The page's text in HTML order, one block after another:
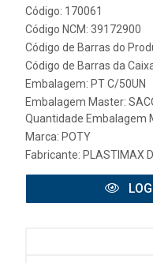
Código: 170061
Código NCM: 39172900
Código de Barras do
Código de Barras da
Embalagem: PT C/50UN
Embalagem Master:
Quantidade Embalagem
Marca: POTY
Fabricante: PLASTIMAX